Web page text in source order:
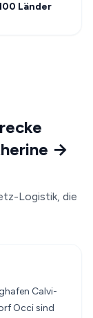
Länder
→
Logistik, die
Calvi-
Occi sind